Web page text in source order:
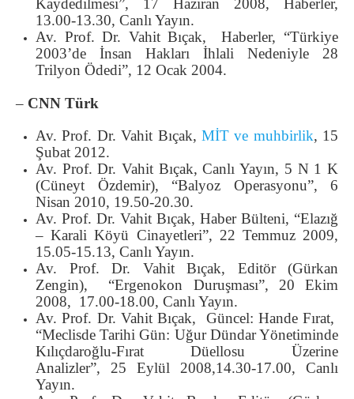
Kaydedilmesi”, 17 Haziran 2008, Haberler,
13.00-13.30, Canlı Yayın.
Av. Prof. Dr. Vahit Bıçak, Haberler, “Türkiye
2003’de İnsan Hakları İhlali Nedeniyle 28
Trilyon Ödedi”, 12 Ocak 2004.
– CNN Türk
Av. Prof. Dr. Vahit Bıçak, MİT ve muhbirlik, 15
Şubat 2012.
Av. Prof. Dr. Vahit Bıçak, Canlı Yayın, 5 N 1 K
(Cüneyt Özdemir), “Balyoz Operasyonu”, 6
Nisan 2010, 19.50-20.30.
Av. Prof. Dr. Vahit Bıçak, Haber Bülteni, “Elazığ
– Karali Köyü Cinayetleri”, 22 Temmuz 2009,
15.05-15.13, Canlı Yayın.
Av. Prof. Dr. Vahit Bıçak, Editör (Gürkan
Zengin), “Ergenokon Duruşması”, 20 Ekim
2008, 17.00-18.00, Canlı Yayın.
Av. Prof. Dr. Vahit Bıçak, Güncel: Hande Fırat,
“Meclisde Tarihi Gün: Uğur Dündar Yönetiminde
Kılıçdaroğlu-Fırat Düellosu Üzerine
Analizler”, 25 Eylül 2008,14.30-17.00, Canlı
Yayın.